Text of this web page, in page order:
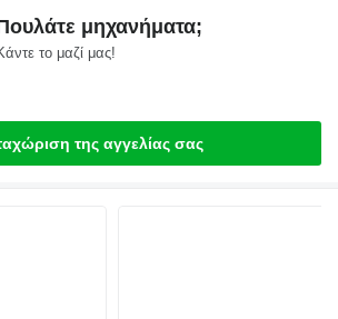
μηχανήματα;
το μαζί μας!
της αγγελίας σας